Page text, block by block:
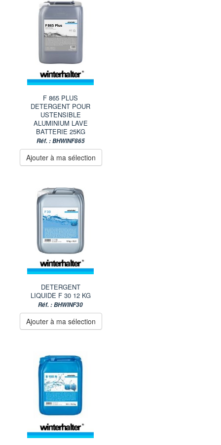
F 865 PLUS
DETERGENT POUR
USTENSIBLE
ALUMINIUM LAVE
BATTERIE 25KG
Réf. : BHWINF865
Ajouter à ma sélection
DETERGENT
LIQUIDE F 30 12 KG
Réf. : BHWINF30
Ajouter à ma sélection